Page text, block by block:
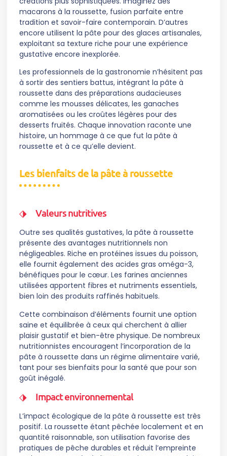
macarons à la roussette, fusion parfaite entre
tradition et savoir-faire contemporain. D’autres
encore utilisent la pâte pour des glaces artisanales,
exploitant sa texture riche pour une expérience
gustative encore inexplorée.
Les professionnels de la gastronomie n’hésitent pas
à sortir des sentiers battus, intégrant la pâte à
roussette dans des préparations audacieuses
comme les mousses délicates, les ganaches
aromatisées ou les croûtes légères pour des
desserts fruités. Chaque innovation raconte une
histoire, un hommage à ce que fut la pâte à
roussette et à ce qu’elle devient.
Les bienfaits de la pâte à roussette
Valeurs nutritives
Outre ses qualités gustatives, la pâte à roussette
présente des avantages nutritionnels non
négligeables. Riche en protéines issues du poisson,
elle fournit également des acides gras oméga-3,
bénéfiques pour le cœur. Les farines anciennes
utilisées apportent fibres et nutriments essentiels,
bien loin des produits raffinés habituels.
Cette combinaison d’éléments fournit une option
saine et équilibrée à ceux qui cherchent à allier
plaisir gustatif et bien-être physique. De nombreux
nutritionnistes encouragent l’incorporation de la
pâte à roussette dans un régime alimentaire varié,
tant pour ses bienfaits pour la santé que pour son
goût inégalé.
Impact environnemental
L’impact écologique de la pâte à roussette est très
positif. La roussette étant pêchée localement et en
quantité raisonnable, son utilisation favorise des
pratiques de pêche durables et réduit l’empreinte